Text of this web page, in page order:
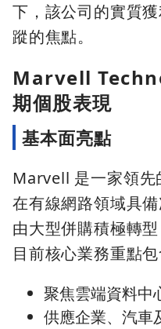
下，該公司的實質
蹤的焦點。
Marvell
期個股表現
基本面亮點
Marvell 是一家領先
在有線網路領域具
由大型併購積極轉
目前核心業務重點包
聚焦雲端資料中
供應企業、汽車